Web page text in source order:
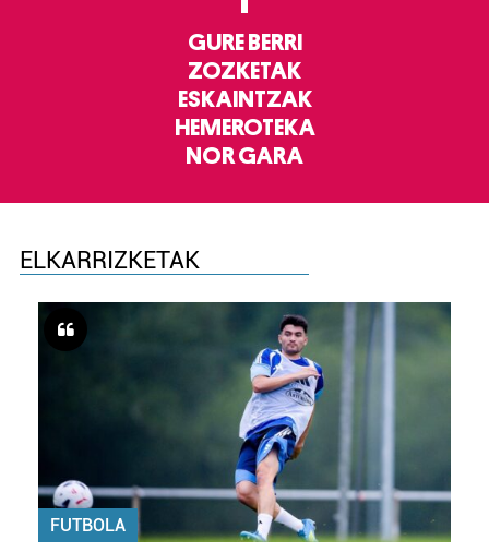
GURE BERRI
ZOZKETAK
ESKAINTZAK
HEMEROTEKA
NOR GARA
ELKARRIZKETAK
FUTBOLA